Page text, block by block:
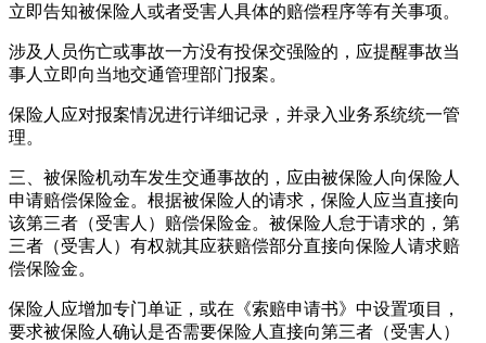
立即告知被保险人或者受害人具体的赔偿程序等有关事项。
涉及人员伤亡或事故一方没有投保交强险的，应提醒事故当
事人立即向当地交通管理部门报案。
保险人应对报案情况进行详细记录，并录入业务系统统一管
理。
三、被保险机动车发生交通事故的，应由被保险人向保险人
申请赔偿保险金。根据被保险人的请求，保险人应当直接向
该第三者（受害人）赔偿保险金。被保险人怠于请求的，第
三者（受害人）有权就其应获赔偿部分直接向保险人请求赔
偿保险金。
保险人应增加专门单证，或在《索赔申请书》中设置项目，
要求被保险人确认是否需要保险人直接向第三者（受害人）